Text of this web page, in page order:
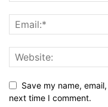
Save my name,
next time I comment.